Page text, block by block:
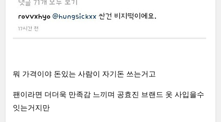
뭐 가격이야 돈있는 사람이 자기돈 쓰는거고
팬이라면 더더욱 만족감 느끼며 공효진 브랜드 옷 사입을수
잇는거지만